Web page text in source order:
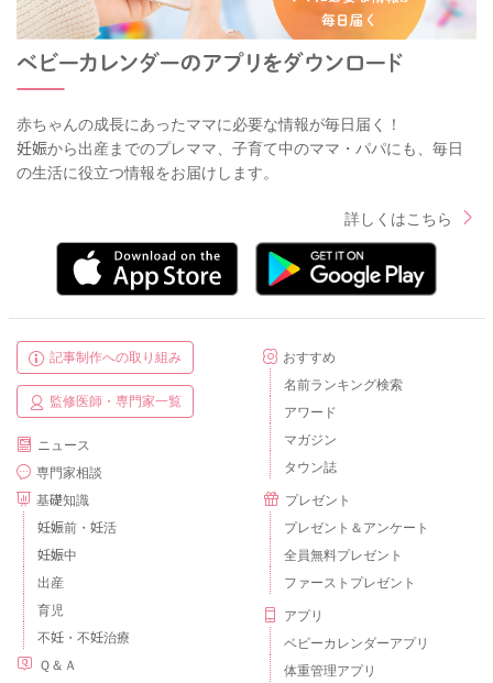
赤ちゃんの成長にあったママに必要な情報が毎日届く！
妊娠から出産までのプレママ、子育て中のママ・パパにも、毎日
の生活に役立つ情報をお届けします。
詳しくはこちら
記事制作への取り組み
監修医師・専門家一覧
ニュース
専門家相談
基礎知識
妊娠前・妊活
妊娠中
出産
育児
不妊・不妊治療
Ｑ＆Ａ
おすすめ
名前ランキング検索
アワード
マガジン
タウン誌
プレゼント
プレゼント＆アンケート
全員無料プレゼント
ファーストプレゼント
アプリ
ベビーカレンダーアプリ
体重管理アプリ